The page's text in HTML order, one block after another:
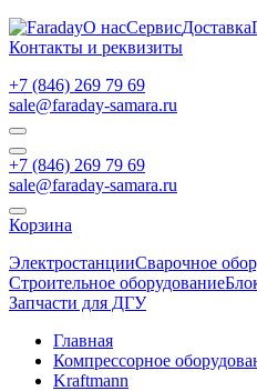
О насСервисДоставка
Контакты и реквизиты
+7 (846) 269 79 69
sale@faraday-samara.ru
+7 (846) 269 79 69
sale@faraday-samara.ru
Корзина
ЭлектростанцииСварочное
Строительное оборудование
Запчасти для ДГУ
Главная
Компрессорное
Kraftmann